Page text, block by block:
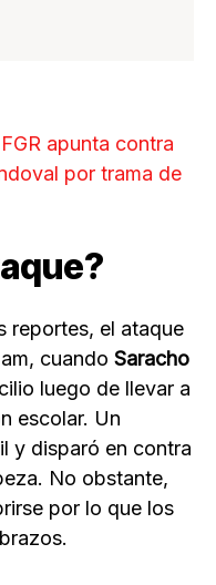
apunta contra
por trama de
reportes, el ataque
cuando Saracho
luego de llevar a
escolar. Un
y disparó en contra
No obstante,
por lo que los